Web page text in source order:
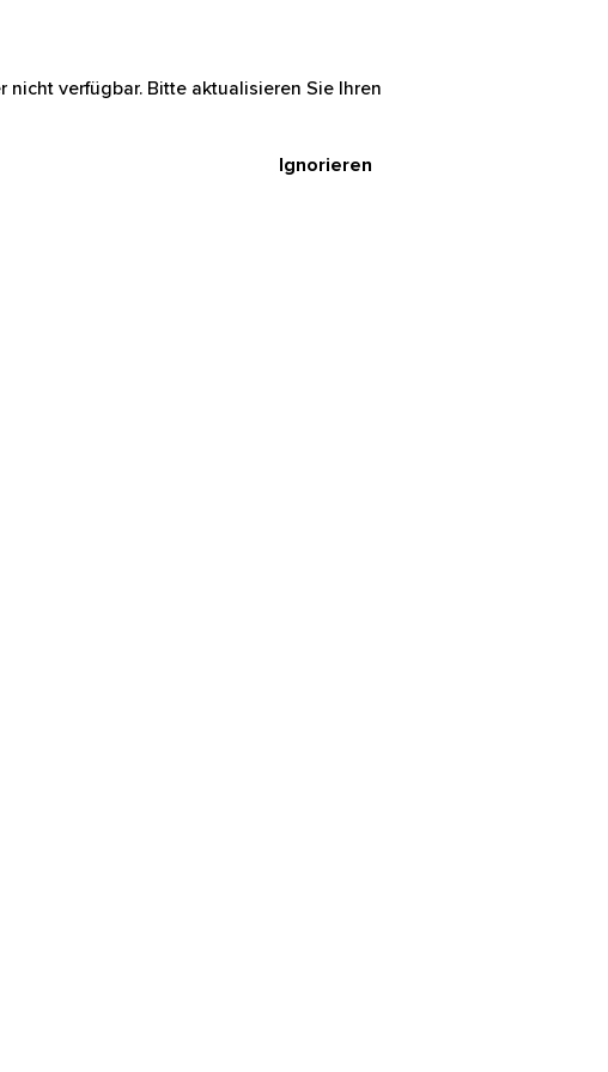
verfügbar. Bitte aktualisieren Sie Ihren
Ignorieren